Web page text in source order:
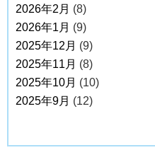
2026年2月 (8)
2026年1月 (9)
2025年12月 (9)
2025年11月 (8)
2025年10月 (10)
2025年9月 (12)